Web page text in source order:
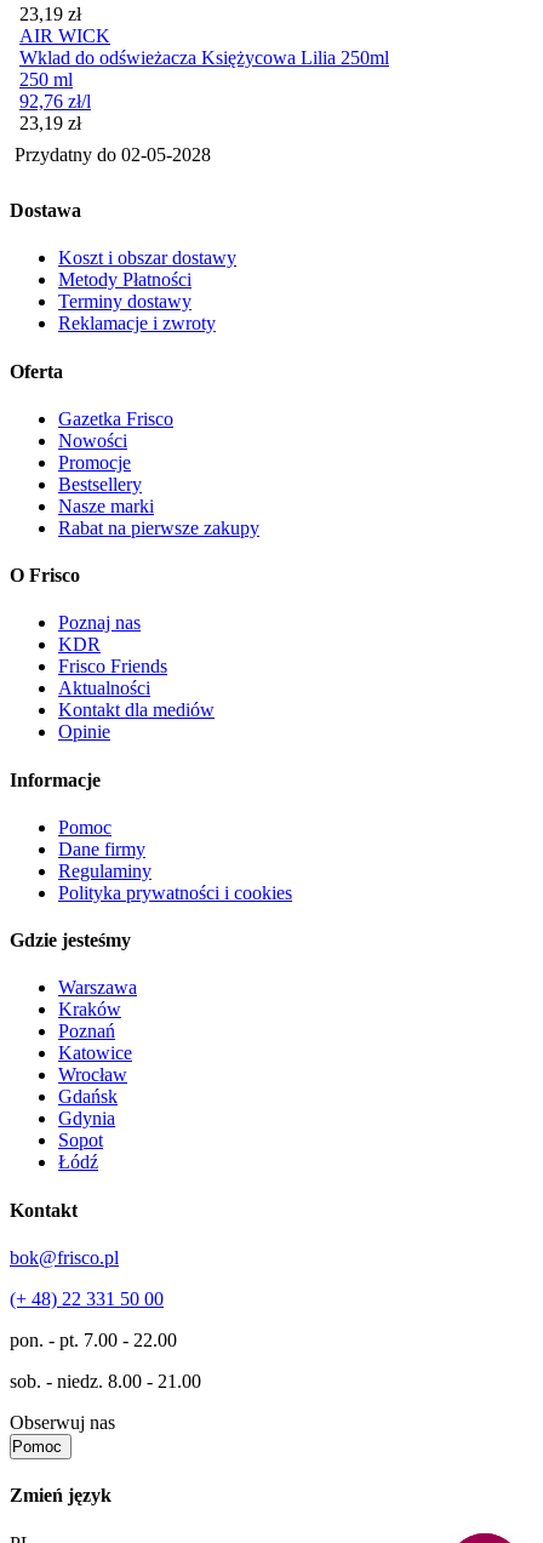
Cena
23,19 zł
AIR WICK
Wklad do odświeżacza Księżycowa Lilia 250ml
250 ml
92,76 zł/l
Cena
23,19 zł
Przydatny do 02-05-2028
Dostawa
Koszt i obszar dostawy
Metody Płatności
Terminy dostawy
Reklamacje i zwroty
Oferta
Gazetka Frisco
Nowości
Promocje
Bestsellery
Nasze marki
Rabat na pierwsze zakupy
O Frisco
Poznaj nas
KDR
Frisco Friends
Aktualności
Kontakt dla mediów
Opinie
Informacje
Pomoc
Dane firmy
Regulaminy
Polityka prywatności i cookies
Gdzie jesteśmy
Warszawa
Kraków
Poznań
Katowice
Wrocław
Gdańsk
Gdynia
Sopot
Łódź
Kontakt
bok@frisco.pl
(+ 48) 22 331 50 00
pon. - pt. 7.00 - 22.00
sob. - niedz. 8.00 - 21.00
Obserwuj nas
Pomoc
Zmień język